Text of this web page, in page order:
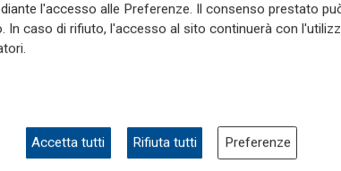
Code personale
dal 16 luglio
‘26/27
stagione ‘27/28
Banchi dal 16 luglio
l'accesso alle Preferenze. Il consenso prestato
In caso di rifiuto, l'accesso al sito continuerà con
Accetta tutti Rifiuta tutti Preferenze